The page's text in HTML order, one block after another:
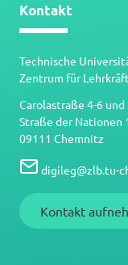
Kontakt
Technische
Zentrum für
Carolastraße 4-6 und
Straße der Nationen
09111 Chemnitz
digileg@zlb.tu-
Kontakt